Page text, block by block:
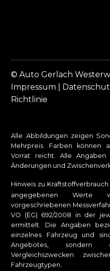
© Auto Gerlach
Impressum
Richtlinie
Alle Abbildungen zeigen
Mehrpreis. Farben können
Vorrat reicht. Alle Angaben
Änderungen und
Hinweis zu Kraftstoffverbrauch
angegebenen Werte
vorgeschriebenen
VO (EG) 692/2008 in der
ermittelt. Die Angaben
einzelnes Fahrzeug und
Angebotes,
Vergleichszwecken
Fahrzeugtypen.